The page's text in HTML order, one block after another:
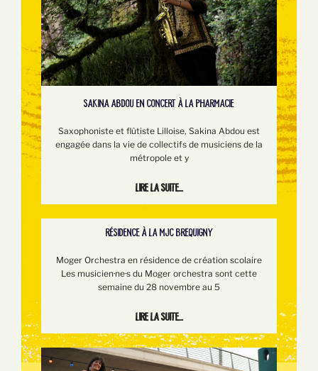
SAKINA ABDOU EN CONCERT À LA PHARMACIE
Saxophoniste et flûtiste Lilloise, Sakina Abdou est
engagée dans la vie de collectifs de musiciens de la
métropole et y
Lire la suite...
RÉSIDENCE À LA MJC BREQUIGNY
Moger Orchestra en résidence de création scolaire
Les musicien·ne·s du Moger orchestra sont cette
semaine du 28 novembre au 5
Lire la suite...